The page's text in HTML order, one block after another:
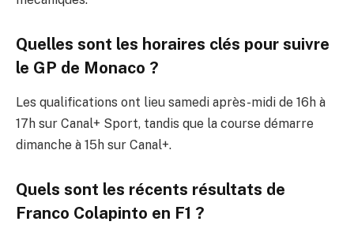
Quelles sont les horaires clés pour suivre
le GP de Monaco ?
Les qualifications ont lieu samedi après-midi de 16h à
17h sur Canal+ Sport, tandis que la course démarre
dimanche à 15h sur Canal+.
Quels sont les récents résultats de
Franco Colapinto en F1 ?